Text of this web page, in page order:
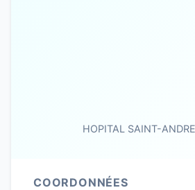
HOPITAL SAINT-
COORDONNÉES